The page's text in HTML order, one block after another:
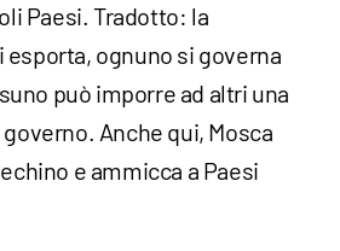
Paesi. Tradotto: la
esporta, ognuno si governa
può imporre ad altri una
Anche qui, Mosca
e ammicca a Paesi